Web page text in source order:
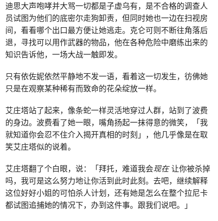
迪思大声咆哮并大骂一切都是子虚乌有，是不合格的调查人
员试图为他们的底密尔走狗卸责，但同时她也一边在扫视房
间，看看哪个出口最方便让她逃走。克仑可则不断往角落后
退，寻找可以用作武器的物品，他在各种危险中磨练出来的
知识告诉他，一场大战一触即发。
只有依佐妮依然平静地不发一语，看着这一切发生，彷佛她
只是在观察某种稀有而致命的花朵绽放一样。
艾庄塔站了起来，像条蛇一样灵活地穿过人群，站到了波费
的身边。波费看了她一眼，嘴角扬起一抹得意的微笑，「我
就知道你会忍不住介入揭开真相的时刻」，他几乎像是在取
笑艾庄塔似的说着。
艾庄塔翻了个白眼，说：「拜托，难道我会现在让你被杀掉
吗，我可是这么努力地让你活到此时此刻。去吧，继续解释
这位好好小姐的可怕杀人计划，还有她是怎么在整个拉尼卡
都试图追捕她的情况下，办到这件事。跟我们说吧。」